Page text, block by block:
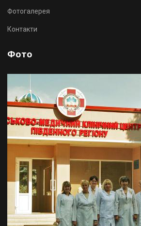
Фотогалерея
Контакти
Фото